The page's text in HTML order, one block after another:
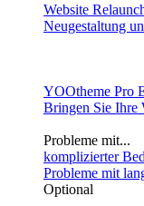
Website
Neugestaltung
YOOtheme Pro
Bringen Sie Ihre
Probleme mit...
komplizierter
Probleme mit
Optional